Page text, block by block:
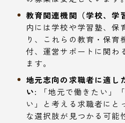
教育関連機関（学校、学
内には学校や学習塾、保
り、これらの教育・保育
付、運営サポートに関わ
ます。
地元志向の求職者に適し
い: 「地元で働きたい」
い」と考える求職者にと
な選択肢が見つかる可能